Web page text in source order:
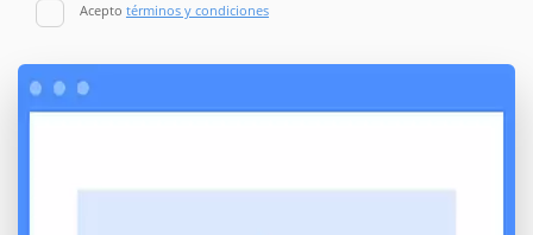
Acepto términos y condiciones